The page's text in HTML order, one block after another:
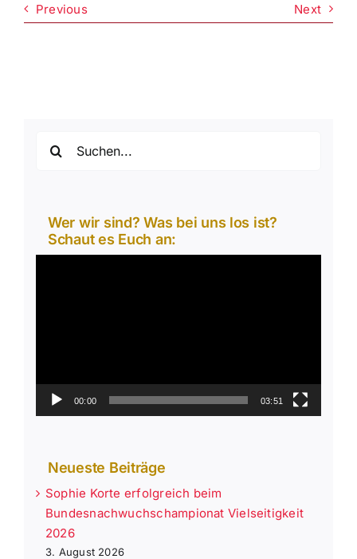
Previous
Next
nach:
Wer wir sind? Was bei uns los ist?
Schaut es Euch an:
00:00 03:51
Neueste Beiträge
Sophie Korte erfolgreich beim
Bundesnachwuchschampionat Vielseitigkeit
2026
3. August 2026